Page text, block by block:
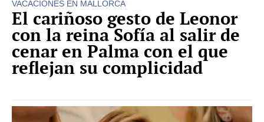
VACACIONES EN MALLORCA
El cariñoso gesto de Leonor
con la reina Sofía al salir de
cenar en Palma con el que
reflejan su complicidad